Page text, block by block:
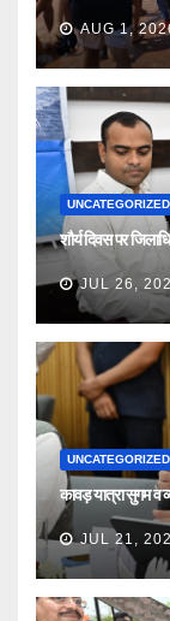
AUG 1,
UNCATEGORIZED
शौर्य दिवस पर
JUL 26,
UNCATEGORIZED
कावड़ यात्रा सुगम व
JUL 21,